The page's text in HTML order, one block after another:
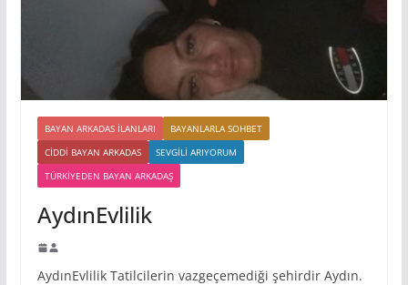
BAYAN ARKADAS ILANLARI
BAYANLARLA SOHBET
CIDDI BAYAN ARKADAS
SEVGILI ARIYORUM
TÜRKIYEDEN BAYAN ARKADAŞ
AydınEvlilik
AydınEvlilik Tatilcilerin vazgeçemediği şehirdir Aydın.